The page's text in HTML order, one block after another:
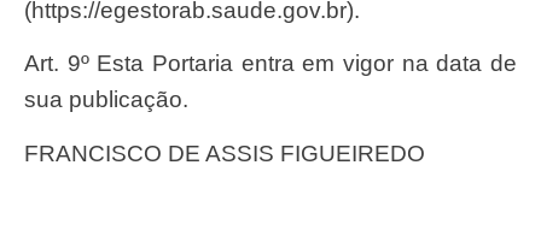
(https://egestorab.saude.gov.br).
Art. 9º Esta Portaria entra em vigor na data de
sua publicação.
FRANCISCO DE ASSIS FIGUEIREDO